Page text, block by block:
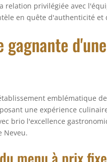
relation privilégiée avec
en quête d'authenticité et
gagnante
emblématique
une expérience
brio l'excellence
Neveu.